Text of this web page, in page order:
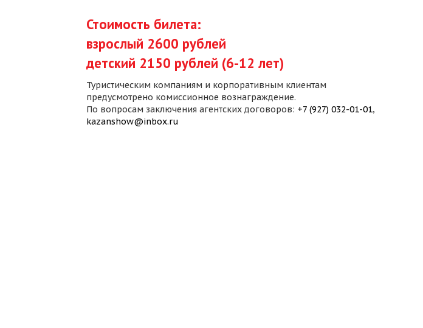
Стоимость билета:
взрослый 2600 рублей
детский 2150 рублей (6-12 лет)
Туристическим компаниям и корпоративным клиентам
предусмотрено комиссионное вознаграждение.
По вопросам заключения агентских договоров: +7 (927) 032-01-01,
kazanshow@inbox.ru